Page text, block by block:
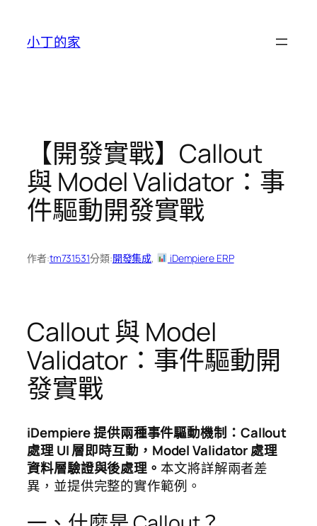
小丁的家
【開發實戰】Callout
與 Model Validator：事
件驅動開發實戰
作者:tm731531分類:開發集成, iDempiere ERP
Callout 與 Model
Validator：事件驅動開
發實戰
iDempiere 提供兩種事件驅動機制：Callout
處理 UI 層即時互動，Model Validator 處理
資料層驗證與後處理。 本文將詳解兩者差
異，並提供完整的實作範例。